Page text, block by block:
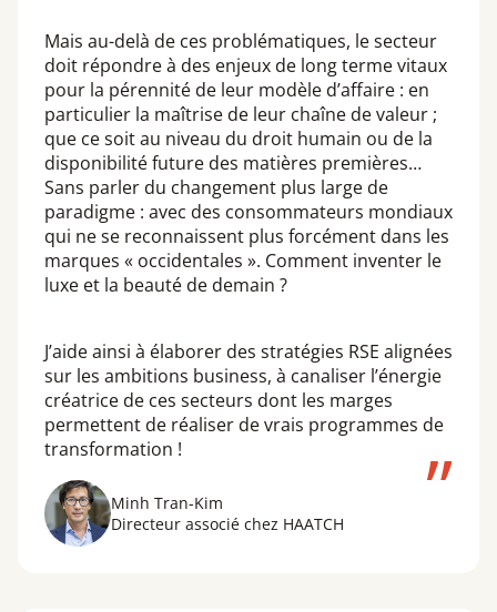
Mais au-delà de ces problématiques, le secteur
doit répondre à des enjeux de long terme vitaux
pour la pérennité de leur modèle d’affaire : en
particulier la maîtrise de leur chaîne de valeur ;
que ce soit au niveau du droit humain ou de la
disponibilité future des matières premières…
Sans parler du changement plus large de
paradigme : avec des consommateurs mondiaux
qui ne se reconnaissent plus forcément dans les
marques « occidentales ». Comment inventer le
luxe et la beauté de demain ?
J’aide ainsi à élaborer des stratégies RSE alignées
sur les ambitions business, à canaliser l’énergie
créatrice de ces secteurs dont les marges
permettent de réaliser de vrais programmes de
transformation !
Minh Tran-Kim
Directeur associé chez HAATCH